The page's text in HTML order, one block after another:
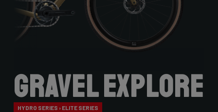
Gravel Explore
HYDRO SERIES › ELITE SERIES